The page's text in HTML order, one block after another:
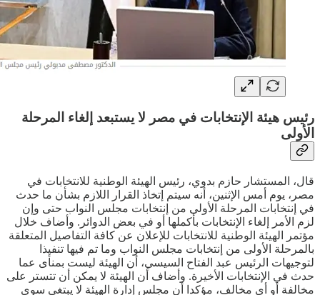
رئيس هيئة الإنتخابات في مصر لا يستبعد إلغاء المرحلة
الأولى
قال، المستشار حازم بدوي، رئيس الهيئة الوطنية للانتخابات في
مصر، يوم أمس الإثنين، أنه سيتم إتخاذ القرار اللازم بشأن ما حدث
في إنتخابات المرحلة الأولى من إنتخابات مجلس النواب حتى وإن
لزم الأمر إلغاء الإنتخابات بأكملها أو في بعض الدوائر. وأضاف خلال
مؤتمر الهيئة الوطنية للانتخابات للإعلان عن كافة التفاصيل المتعلقة
بالمرحلة الأولى من إنتخابات مجلس النواب وما تم فيها تنفيذا
لتوجيهات الرئيس عبد الفتاح السيسي، أن الهيئة ليست بمنأى عما
حدث في الإنتخابات الأخيرة. وأضاف أن الهيئة لا يمكن أن تتستر على
مخالفة أو أي مخالف، مؤكدا أن مجلس إدارة الهيئة لا يبتغي سوى